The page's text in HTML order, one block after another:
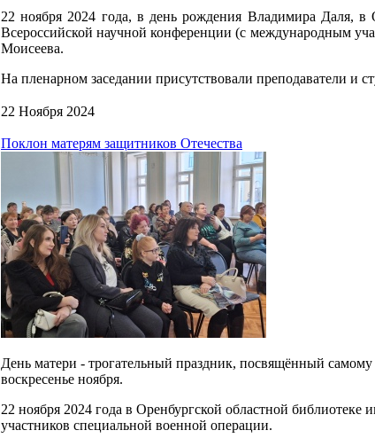
22 ноября 2024 года, в день рождения Владимира Даля,
Всероссийской научной конференции (с международным
Моисеева.
На пленарном заседании присутствовали преподаватели и
22 Ноября 2024
Поклон матерям защитников Отечества
День матери - трогательный праздник, посвящённый
воскресенье ноября.
22 ноября 2024 года в Оренбургской областной
участников специальной военной операции.